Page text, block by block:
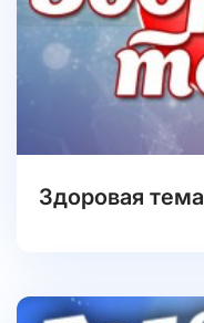
Здоровая тема